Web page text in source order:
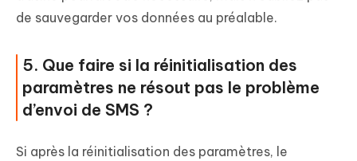
de sauvegarder vos données au préalable.
5. Que faire si la réinitialisation des
paramètres ne résout pas le problème
d’envoi de SMS ?
Si après la réinitialisation des paramètres, le